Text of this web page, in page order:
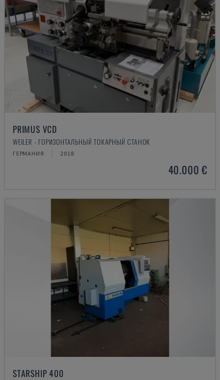
PRIMUS VCD
WEILER - ГОРИЗОНТАЛЬНЫЙ ТОКАРНЫЙ СТАНОК
ГЕРМАНИЯ 2018
40.000 €
STARSHIP 400